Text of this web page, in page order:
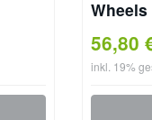
Wheels
Bauset
56,80
inkl. 19%